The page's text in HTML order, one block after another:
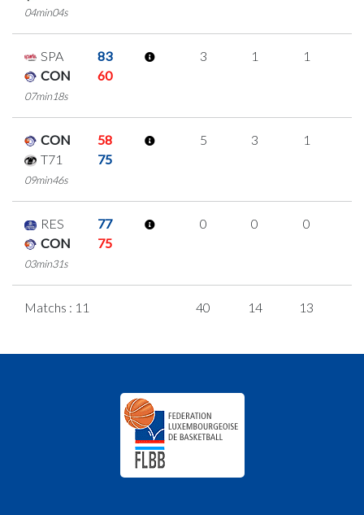
04min04s
SPA
83
CON
60
07min18s
3 1 1
CON
58
T71
75
09min46s
5 3 1
RES
77
CON
75
03min31s
0 0 0
Matchs : 11 40 14 13